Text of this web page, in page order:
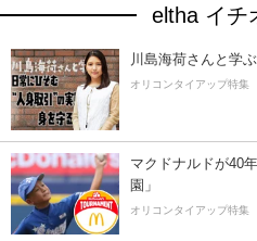
eltha イチ
川島海荷さんと学
オリコンタイアップ特集
マクドナルドが40
園」
オリコンタイアップ特集